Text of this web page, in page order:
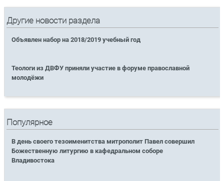
Другие новости раздела
Объявлен набор на 2018/2019 учебный год
Теологи из ДВФУ приняли участие в форуме православной
молодёжи
Популярное
В день своего тезоименитства митрополит Павел совершил
Божественную литургию в кафедральном соборе
Владивостока